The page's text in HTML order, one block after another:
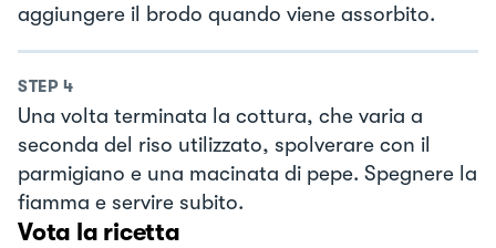
aggiungere il brodo quando viene assorbito.
STEP 4
Una volta terminata la cottura, che varia a
seconda del riso utilizzato, spolverare con il
parmigiano e una macinata di pepe. Spegnere la
fiamma e servire subito.
Vota la ricetta